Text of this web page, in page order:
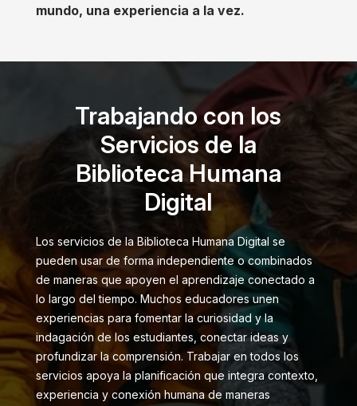
mundo, una experiencia a la vez.
Trabajando con los
Servicios de la
Biblioteca Humana
Digital
Los servicios de la Biblioteca Humana Digital se
pueden usar de forma independiente o combinados
de maneras que apoyen el aprendizaje conectado a
lo largo del tiempo. Muchos educadores unen
experiencias para fomentar la curiosidad y la
indagación de los estudiantes, conectar ideas y
profundizar la comprensión. Trabajar en todos los
servicios apoya la planificación que integra contexto,
experiencia y conexión humana de maneras